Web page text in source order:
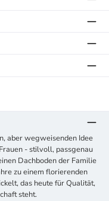
aber wegweisenden Idee
- stilvoll, passgenau
Dachboden der Familie
zu einem florierenden
das heute für Qualität,
steht.